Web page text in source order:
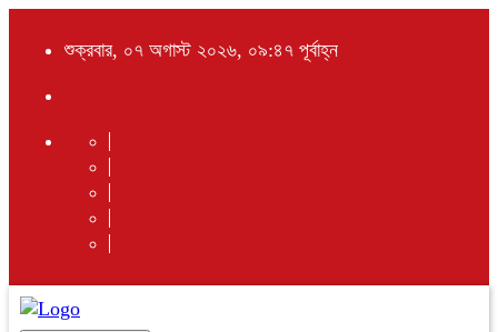
শুক্রবার, ০৭ অগাস্ট ২০২৬, ০৯:৪৭ পূর্বাহ্ন